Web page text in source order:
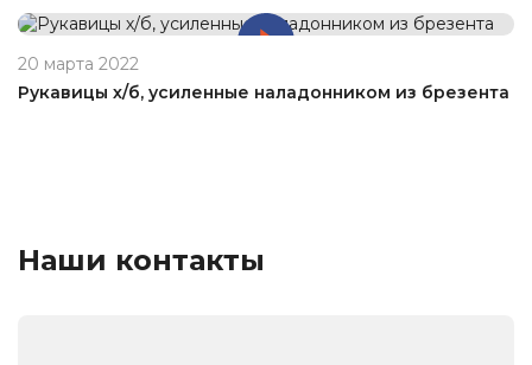
20 марта 2022
Рукавицы х/б, усиленные наладонником из брезента
Наши контакты